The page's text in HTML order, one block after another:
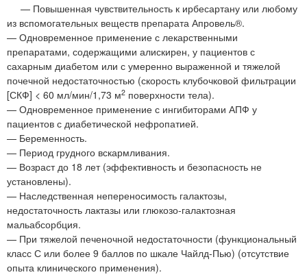
— Повышенная чувствительность к ирбесартану или любому
из вспомогательных веществ препарата Апровель®.
— Одновременное применение с лекарственными
препаратами, содержащими алискирен, у пациентов с
сахарным диабетом или с умеренно выраженной и тяжелой
почечной недостаточностью (скорость клубочковой фильтрации
[СКФ] < 60 мл/мин/1,73 м2 поверхности тела).
— Одновременное применение с ингибиторами АПФ у
пациентов с диабетической нефропатией.
— Беременность.
— Период грудного вскармливания.
— Возраст до 18 лет (эффективность и безопасность не
установлены).
— Наследственная непереносимость галактозы,
недостаточность лактазы или глюкозо-галактозная
мальабсорбция.
— При тяжелой печеночной недостаточности (функциональный
класс С или более 9 баллов по шкале Чайлд-Пью) (отсутствие
опыта клинического применения).